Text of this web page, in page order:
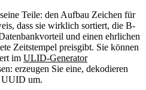
Teile: den Aufbau Zeichen für
dass sie wirklich sortiert, die B-
und einen ehrlichen
Zeitstempel preisgibt. Sie können
im ULID-Generator
erzeugen Sie eine, dekodieren
UUID um.